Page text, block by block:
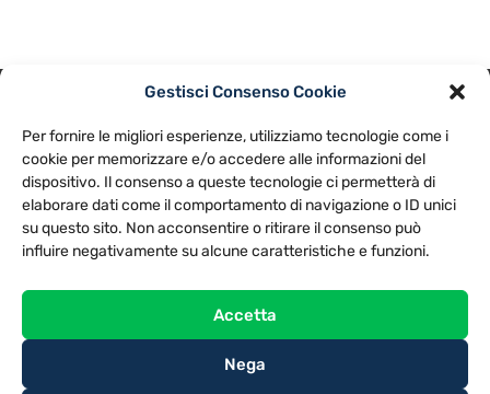
Gestisci Consenso Cookie
Per fornire le migliori esperienze, utilizziamo tecnologie come i
cookie per memorizzare e/o accedere alle informazioni del
dispositivo. Il consenso a queste tecnologie ci permetterà di
elaborare dati come il comportamento di navigazione o ID unici
su questo sito. Non acconsentire o ritirare il consenso può
influire negativamente su alcune caratteristiche e funzioni.
Accetta
Nega
NOTE LEGALI
CONTATTACI PREFERENZE
TV LIBERA S.P.A.
Via Monteleonese 95/21 – 51100 Pistoia (PT)
Tel. 0573.9136 / Fax 0573.913615